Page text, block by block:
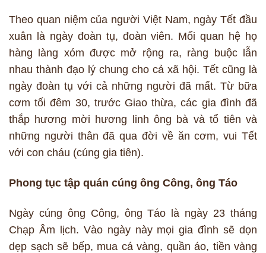
Theo quan niệm của người Việt Nam, ngày Tết đầu
xuân là ngày đoàn tụ, đoàn viên. Mối quan hệ họ
hàng làng xóm được mở rộng ra, ràng buộc lẫn
nhau thành đạo lý chung cho cả xã hội. Tết cũng là
ngày đoàn tụ với cả những người đã mất. Từ bữa
cơm tối đêm 30, trước Giao thừa, các gia đình đã
thắp hương mời hương linh ông bà và tổ tiên và
những người thân đã qua đời về ăn cơm, vui Tết
với con cháu (cúng gia tiên).
Phong tục tập quán cúng ông Công, ông Táo
Ngày cúng ông Công, ông Táo là ngày 23 tháng
Chạp Âm lịch. Vào ngày này mọi gia đình sẽ dọn
dẹp sạch sẽ bếp, mua cá vàng, quần áo, tiền vàng